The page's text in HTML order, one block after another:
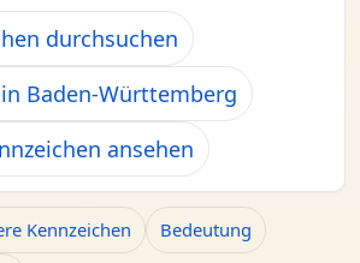
durchsuchen
Baden-Württemberg
ansehen
Kennzeichen
Bedeutung